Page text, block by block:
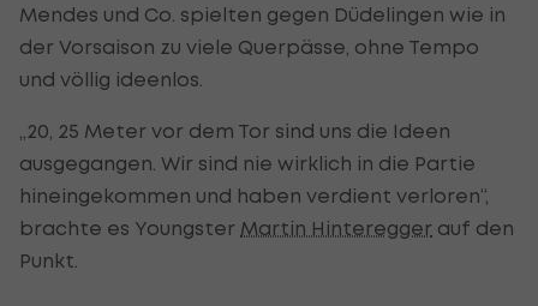
Mendes und Co. spielten gegen Düdelingen wie in
der Vorsaison zu viele Querpässe, ohne Tempo
und völlig ideenlos.
„20, 25 Meter vor dem Tor sind uns die Ideen
ausgegangen. Wir sind nie wirklich in die Partie
hineingekommen und haben verdient verloren“,
brachte es Youngster Martin Hinteregger auf den
Punkt.